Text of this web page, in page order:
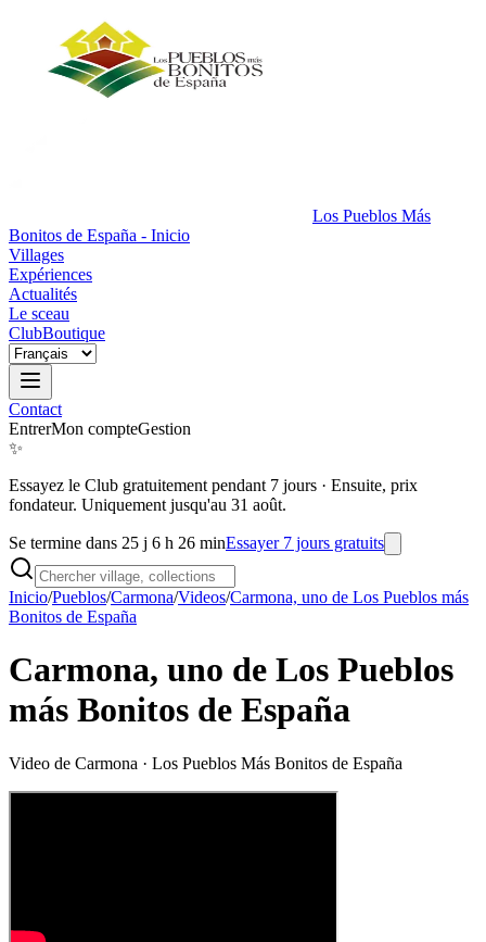
Los Pueblos Más
Bonitos de España - Inicio
Villages
Expériences
Actualités
Le sceau
ClubBoutique
Contact
EntrerMon compteGestion
✨
Essayez le Club gratuitement pendant 7 jours · Ensuite, prix
fondateur. Uniquement jusqu'au 31 août.
Se termine dans 25 j 6 h 26 minEssayer 7 jours gratuits
Inicio/Pueblos/Carmona/Videos/Carmona, uno de Los Pueblos más
Bonitos de España
Carmona, uno de Los Pueblos
más Bonitos de España
Video de Carmona · Los Pueblos Más Bonitos de España